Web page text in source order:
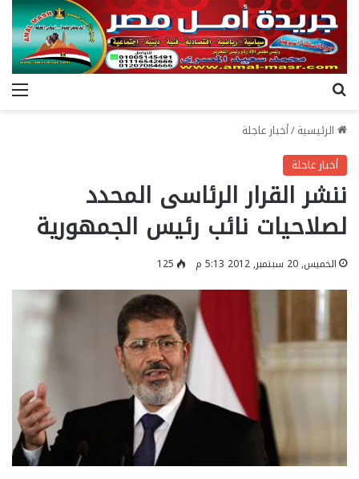
الرئيسية/أخبار عاجلة
أخبار عاجلة
ننشر القرار الرئاسى المحدد
لصلاحيات نائب رئيس الجمهورية
الخميس, 20 سبتمبر, 2012 5:13 م 125